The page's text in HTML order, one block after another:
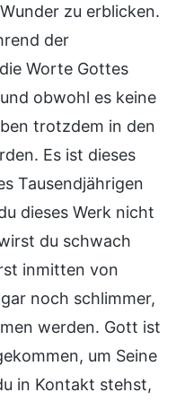
zu erblicken.
der
Worte Gottes
obwohl es keine
trotzdem in den
Es ist dieses
Tausendjährigen
dieses Werk nicht
du schwach
inmitten von
noch schlimmer,
werden. Gott ist
um Seine
in Kontakt stehst,